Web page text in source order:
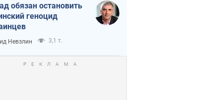
обязан остановить
геноцид
Невзлин 3,1 т.